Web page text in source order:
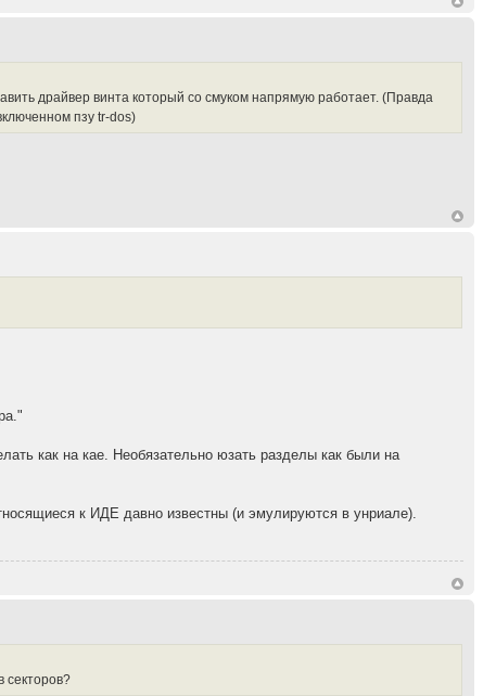
драйвер винта который со смуком напрямую работает. (Правда
пзу tr-dos)
как на кае. Необязательно юзать разделы как были на
к ИДЕ давно известны (и эмулируются в унриале).
секторов?